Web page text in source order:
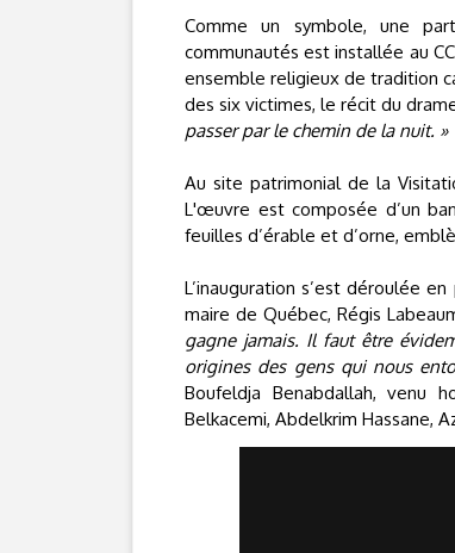
Comme un symbole, une
communautés est installée au
ensemble religieux de tradition
des six victimes, le récit du
passer par le chemin de la nuit. »
Au site patrimonial de la
L'œuvre est composée d’un
feuilles d’érable et d’orne,
L’inauguration s’est déroulée
maire de Québec, Régis
gagne jamais. Il faut être
origines des gens qui nous
Boufeldja Benabdallah, venu
Belkacemi, Abdelkrim Hassane,